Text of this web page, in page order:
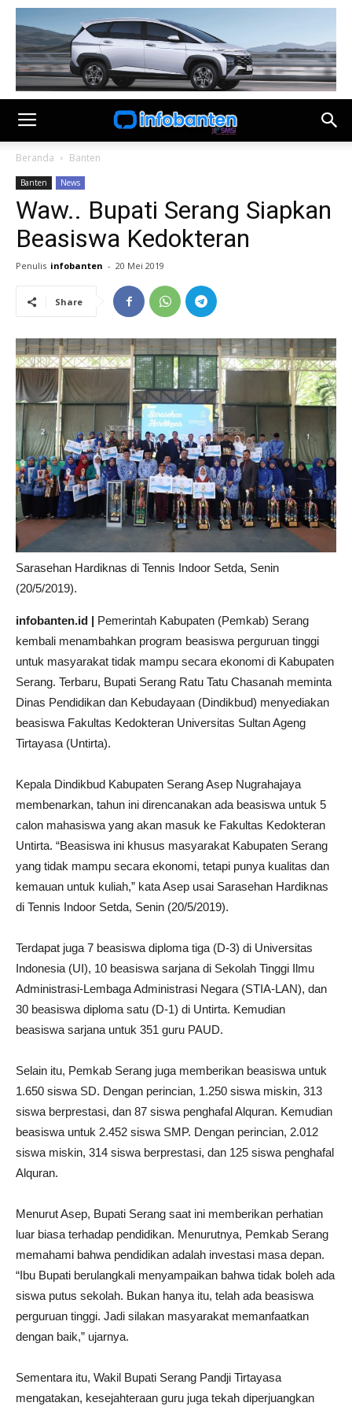
Beranda Banten
Banten News
Waw.. Bupati Serang Siapkan
Beasiswa Kedokteran
Penulis infobanten - 20 Mei 2019
Share
Sarasehan Hardiknas di Tennis Indoor Setda, Senin
(20/5/2019).
infobanten.id |
Pemerintah Kabupaten (Pemkab) Serang
kembali menambahkan program beasiswa perguruan tinggi
untuk masyarakat tidak mampu secara ekonomi di Kabupaten
Serang. Terbaru, Bupati Serang Ratu Tatu Chasanah meminta
Dinas Pendidikan dan Kebudayaan (Dindikbud) menyediakan
beasiswa Fakultas Kedokteran Universitas Sultan Ageng
Tirtayasa (Untirta).
Kepala Dindikbud Kabupaten Serang Asep Nugrahajaya
membenarkan, tahun ini direncanakan ada beasiswa untuk 5
calon mahasiswa yang akan masuk ke Fakultas Kedokteran
Untirta. “Beasiswa ini khusus masyarakat Kabupaten Serang
yang tidak mampu secara ekonomi, tetapi punya kualitas dan
kemauan untuk kuliah,” kata Asep usai Sarasehan Hardiknas
di Tennis Indoor Setda, Senin (20/5/2019).
Terdapat juga 7 beasiswa diploma tiga (D-3) di Universitas
Indonesia (UI), 10 beasiswa sarjana di Sekolah Tinggi Ilmu
Administrasi-Lembaga Administrasi Negara (STIA-LAN), dan
30 beasiswa diploma satu (D-1) di Untirta. Kemudian
beasiswa sarjana untuk 351 guru PAUD.
Selain itu, Pemkab Serang juga memberikan beasiswa untuk
1.650 siswa SD. Dengan perincian, 1.250 siswa miskin, 313
siswa berprestasi, dan 87 siswa penghafal Alquran. Kemudian
beasiswa untuk 2.452 siswa SMP. Dengan perincian, 2.012
siswa miskin, 314 siswa berprestasi, dan 125 siswa penghafal
Alquran.
Menurut Asep, Bupati Serang saat ini memberikan perhatian
luar biasa terhadap pendidikan. Menurutnya, Pemkab Serang
memahami bahwa pendidikan adalah investasi masa depan.
“Ibu Bupati berulangkali menyampaikan bahwa tidak boleh ada
siswa putus sekolah. Bukan hanya itu, telah ada beasiswa
perguruan tinggi. Jadi silakan masyarakat memanfaatkan
dengan baik,” ujarnya.
Sementara itu, Wakil Bupati Serang Pandji Tirtayasa
mengatakan, kesejahteraan guru juga tekah diperjuangkan